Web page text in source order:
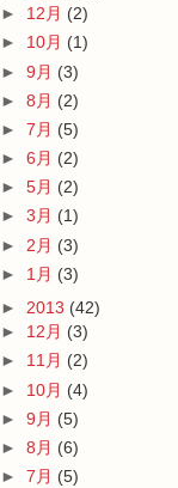
► 12月 (2)
► 10月 (1)
► 9月 (3)
► 8月 (2)
► 7月 (5)
► 6月 (2)
► 5月 (2)
► 3月 (1)
► 2月 (3)
► 1月 (3)
► 2013 (42)
► 12月 (3)
► 11月 (2)
► 10月 (4)
► 9月 (5)
► 8月 (6)
► 7月 (5)